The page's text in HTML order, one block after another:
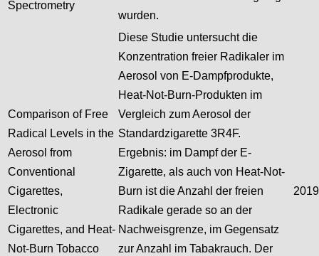
Spectrometry
wurden.
Comparison of Free
Radical Levels in the
Aerosol from
Conventional
Cigarettes,
Electronic
Cigarettes, and Heat-
Not-Burn Tobacco
Diese Studie untersucht die
Konzentration freier Radikaler im
Aerosol von E-Dampfprodukte,
Heat-Not-Burn-Produkten im
Vergleich zum Aerosol der
Standardzigarette 3R4F.
Ergebnis: im Dampf der E-
Zigarette, als auch von Heat-Not-
Burn ist die Anzahl der freien
Radikale gerade so an der
Nachweisgrenze, im Gegensatz
zur Anzahl im Tabakrauch. Der
2019